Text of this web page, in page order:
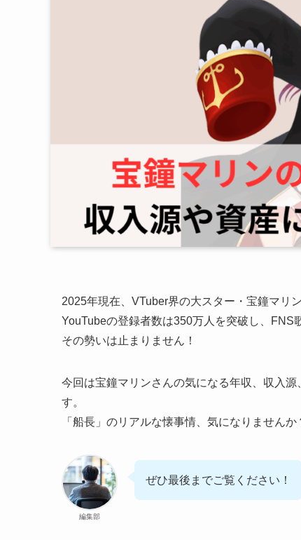
2025年現在、VTuber界の大スター・宝鐘マリ
YouTubeの登録者数は350万人を突破し、FNS
その勢いは止まりません！
今回は宝鐘マリンさんの気になる年収、収入
す。
「船長」のリアルな懐事情、気になりませんか
編集部
ぜひ最後までご覧ください！